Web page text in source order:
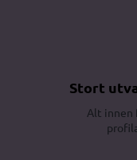
Stort
Alt innen